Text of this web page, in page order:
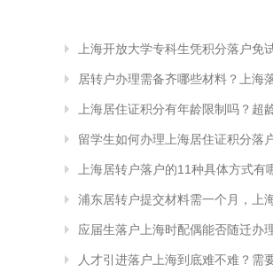
上海开放大学专科生凭积分落户免
居转户办理需备齐哪些材料？上海
上海居住证积分有年龄限制吗？超
留学生如何办理上海居住证积分落
上海居转户落户的11种具体方式有
浦东居转户提交材料需一个月，上
应届生落户上海时配偶能否随迁办
人才引进落户上海到底难不难？需